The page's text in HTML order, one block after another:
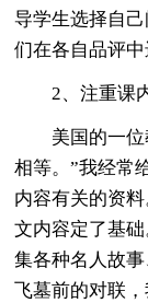
导学生选择自
们在各自品评中
2、注重课
美国的一
相等。”我经常
内容有关的资
文内容定了基
集各种名人故
飞墓前的对联